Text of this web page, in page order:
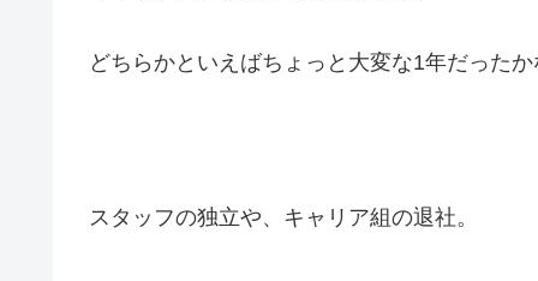
どちらかといえばちょっと大変な1年だったか
スタッフの独立や、キャリア組の退社。